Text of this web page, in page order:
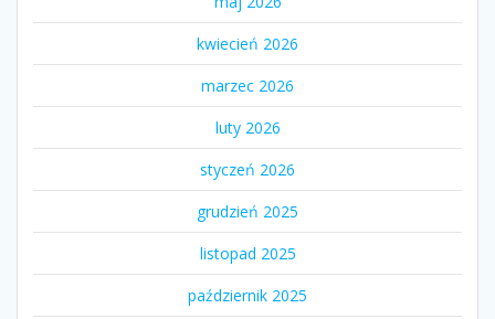
kwiecień 2026
marzec 2026
luty 2026
styczeń 2026
grudzień 2025
listopad 2025
październik 2025